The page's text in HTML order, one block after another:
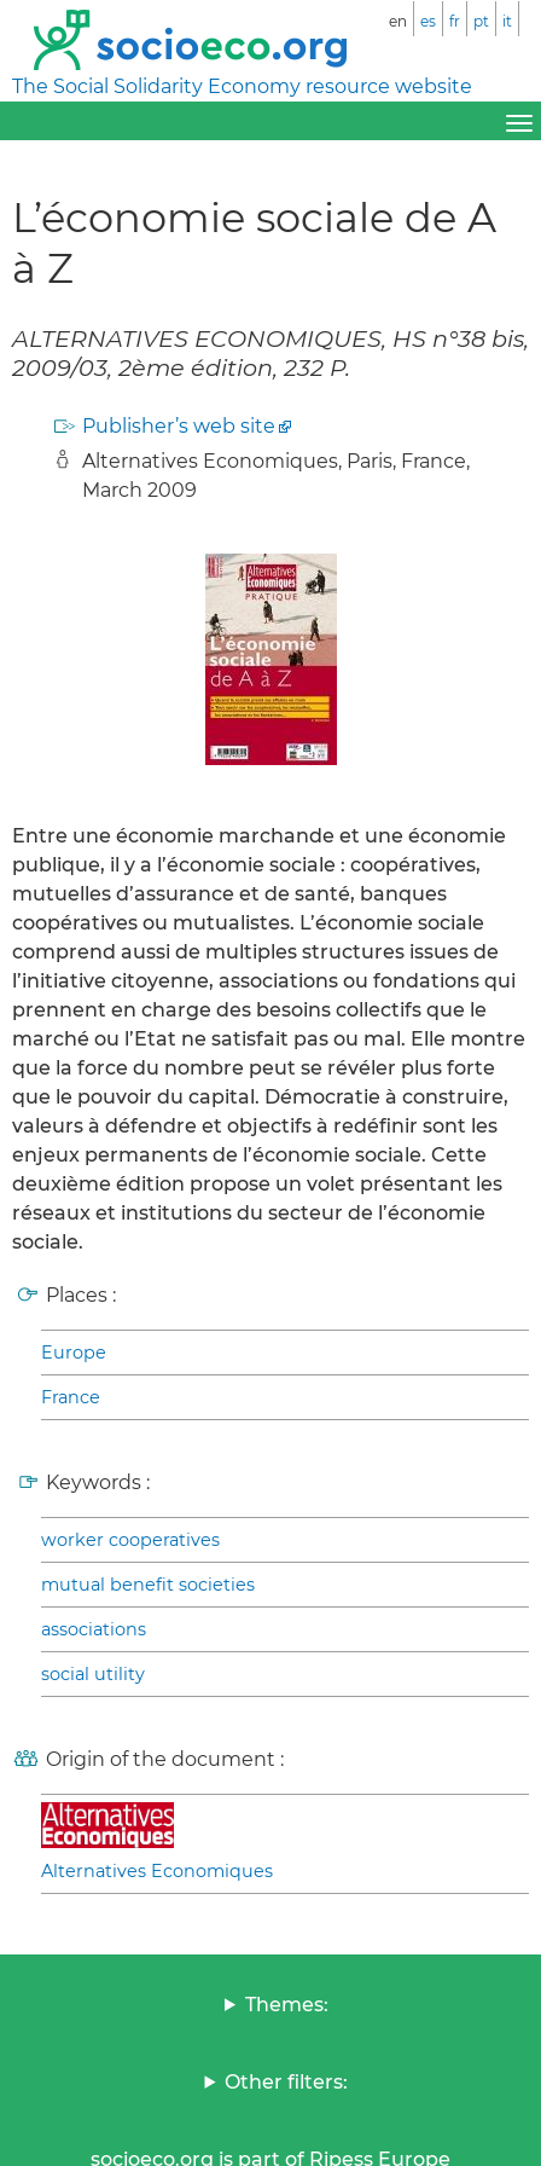
The Social Solidarity Economy resource website
en es fr pt it
L’économie sociale de A
à Z
ALTERNATIVES ECONOMIQUES, HS n°38 bis,
2009/03, 2ème édition, 232 P.
Publisher’s web site
Alternatives Economiques, Paris, France,
March 2009
Entre une économie marchande et une économie
publique, il y a l’économie sociale : coopératives,
mutuelles d’assurance et de santé, banques
coopératives ou mutualistes. L’économie sociale
comprend aussi de multiples structures issues de
l’initiative citoyenne, associations ou fondations qui
prennent en charge des besoins collectifs que le
marché ou l’Etat ne satisfait pas ou mal. Elle montre
que la force du nombre peut se révéler plus forte
que le pouvoir du capital. Démocratie à construire,
valeurs à défendre et objectifs à redéfinir sont les
enjeux permanents de l’économie sociale. Cette
deuxième édition propose un volet présentant les
réseaux et institutions du secteur de l’économie
sociale.
Places :
Europe
France
Keywords :
worker cooperatives
mutual benefit societies
associations
social utility
Origin of the document :
Alternatives Economiques
Themes:
Other filters:
socioeco.org is part of Ripess Europe